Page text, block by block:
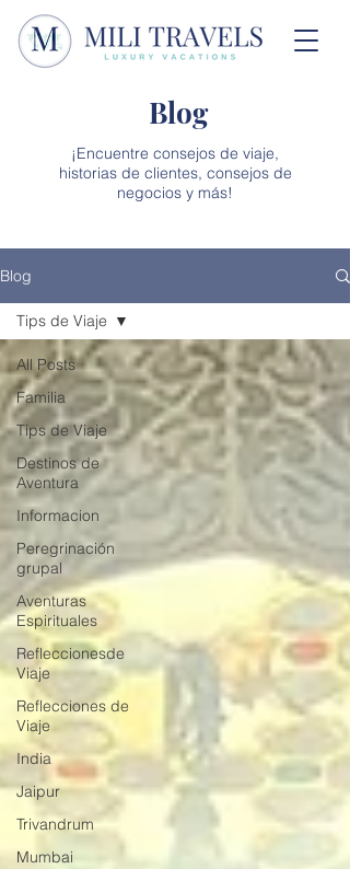
Blog
¡Encuentre consejos de viaje,
historias de clientes, consejos de
negocios y más!
Blog
All Posts
Familia
Tips de Viaje
Destinos de
Aventura
Informacion
Peregrinación
grupal
Aventuras
Espirituales
Refleccionesde
Viaje
Reflecciones de
Viaje
India
Jaipur
Trivandrum
Mumbai
Tips de Viaje